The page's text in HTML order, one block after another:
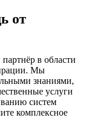
от
в области
Мы
знаниями,
услуги
систем
комплексное